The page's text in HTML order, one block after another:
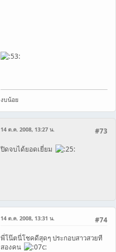
งบน้อย
#73
14 ต.ค. 2008, 13:27 น.
ปิดจบได้ยอดเยี่ยม
#74
14 ต.ค. 2008, 13:31 น.
พี่โน๊ตนี่โชคดีสุดๆ ประกอบสาวสวยที
สองคน